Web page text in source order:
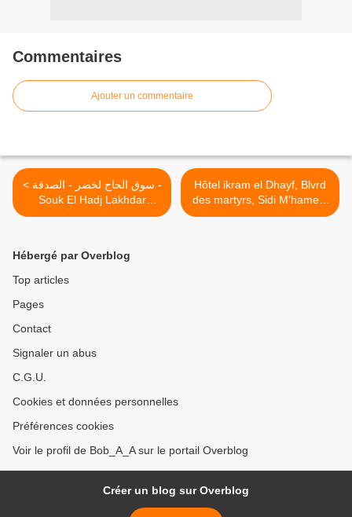
Commentaires
Ajouter un commentaire
< سوق الحاج لخضر - الصدقة -
Souk El Hadj Lakhdar
(2009)
Hôtel ikram el Dhayf, Blvrd
des martyrs, Sidi M'hamed,
Alger >
Hébergé par Overblog
Top articles
Pages
Contact
Signaler un abus
C.G.U.
Cookies et données personnelles
Préférences cookies
Voir le profil de Bob_A_A sur le portail Overblog
Créer un blog sur Overblog